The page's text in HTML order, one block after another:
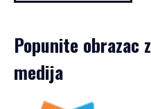
Popunite obrazac
medija